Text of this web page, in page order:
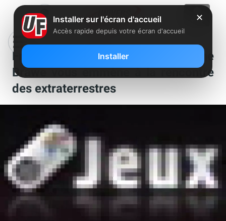
Freebox Révolution : Kapitaine
Brawe vous emmène à la rencontre
des extraterrestres
✕
Installer sur l'écran d'accueil
Accès rapide depuis votre écran d'accueil
Installer